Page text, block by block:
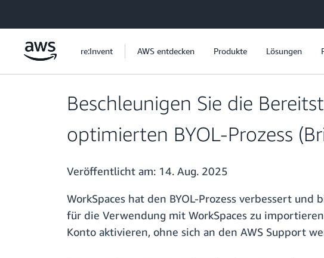
re:Invent AWS entdecken Produkte Lösungen
Beschleunigen Sie die
optimierten BYOL-Prozess
Veröffentlicht am: 14. Aug. 2025
WorkSpaces hat den BYOL-Prozess verbessert
für die Verwendung mit WorkSpaces zu
Konto aktivieren, ohne sich an den AWS Support